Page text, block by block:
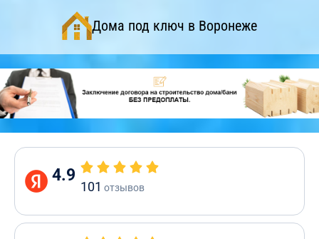
Дома под ключ в Воронеже
4.9
101 отзывов